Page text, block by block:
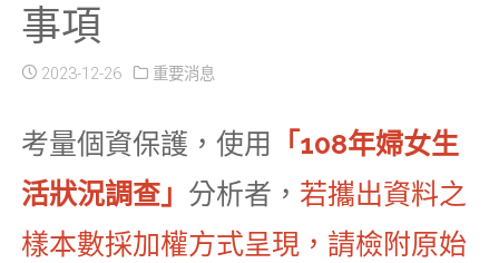
事項
2023-12-26 重要消息
考量個資保護，使用 「108年婦女生
活狀況調查」 分析者， 若攜出資料之
樣本數採加權方式呈現，請檢附原始